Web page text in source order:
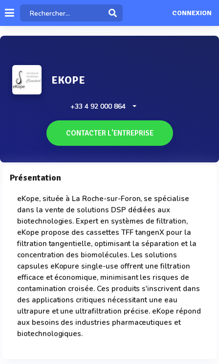
CONNEXION
EKOPE
+33 4 92 000 864
CONTACTER L'ENTREPRISE
Présentation
eKope, située à La Roche-sur-Foron, se spécialise
dans la vente de solutions DSP dédiées aux
biotechnologies. Expert en systèmes de filtration,
eKope propose des cassettes TFF tangenX pour la
filtration tangentielle, optimisant la séparation et la
concentration des biomolécules. Les solutions
capsules eKopure single-use offrent une filtration
efficace et économique, minimisant les risques de
contamination croisée. Ces produits s'inscrivent dans
des applications critiques nécessitant une eau
ultrapure et une ultrafiltration précise. eKope répond
aux besoins des industries pharmaceutiques et
biotechnologiques.